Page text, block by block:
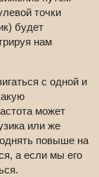
точки
будет
нам
с одной и
может
или же
повыше на
а если мы его